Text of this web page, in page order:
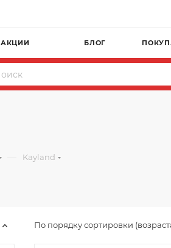
АКЦИИ БЛОГ
— Kayland
По порядку сортировки